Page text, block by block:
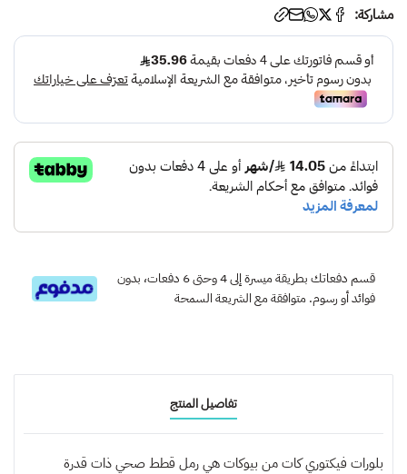
مشاركة:
قسم دفعاتك بطريقة ميسرة إلى 4 وحتى 6 دفعات، بدون
فوائد أو رسوم. متوافقة مع الشريعة السمحة
تفاصيل المنتج
بلورات فيكتوري كات من بيوكات هي رمل قطط صحي ذات قدرة